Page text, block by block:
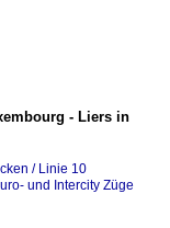
- Liers in
/ Linie 10
und Intercity Züge